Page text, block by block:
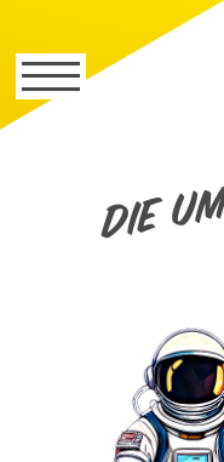
Die